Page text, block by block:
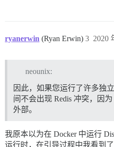
ryanerwin (Ryan Erwin) 2020
3
neounix:
因此，如果您运行了许多独
间不会出现 Redis 冲突，因
外部。
我原本以为在 Docker 中运行
运行时，在引导过程中我看到了